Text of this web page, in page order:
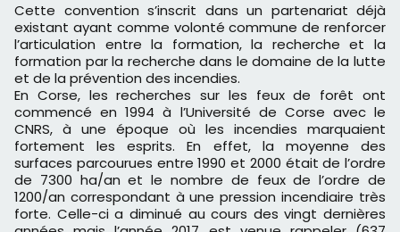
Cette convention s’inscrit dans un partenariat déjà
existant ayant comme volonté commune de renforcer
l’articulation entre la formation, la recherche et la
formation par la recherche dans le domaine de la lutte
et de la prévention des incendies.
En Corse, les recherches sur les feux de forêt ont
commencé en 1994 à l’Université de Corse avec le
CNRS, à une époque où les incendies marquaient
fortement les esprits. En effet, la moyenne des
surfaces parcourues entre 1990 et 2000 était de l’ordre
de 7300 ha/an et le nombre de feux de l’ordre de
1200/an correspondant à une pression incendiaire très
forte. Celle-ci a diminué au cours des vingt dernières